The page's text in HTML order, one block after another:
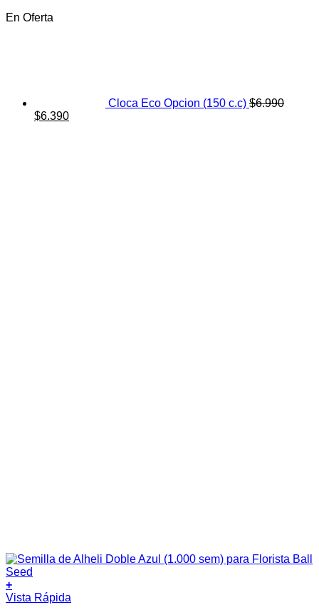
En Oferta
Cloca Eco Opcion (150 c.c) $6.990
El
$6.390El
+
Vista Rápida